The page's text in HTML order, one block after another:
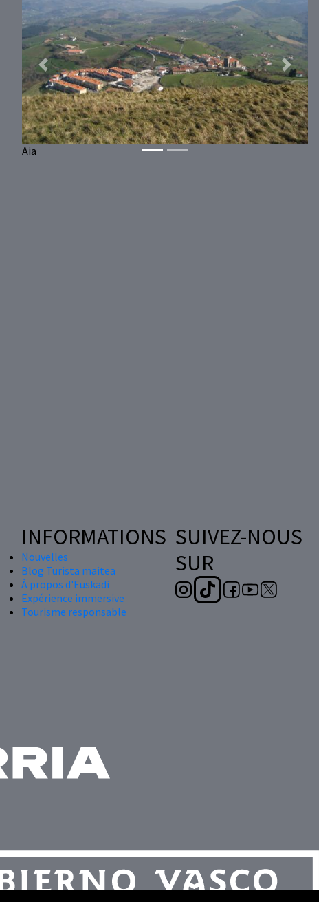
Aia
Previous Next
INFORMATIONS
Nouvelles
Blog Turista maitea
À propos d'Euskadi
Expérience immersive
Tourisme responsable
SUIVEZ-NOUS
SUR